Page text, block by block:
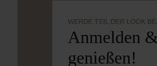
WERDE TEIL DER LOOK
Anmelden
genießen!